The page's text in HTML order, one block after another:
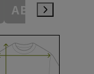
AB7 AB8